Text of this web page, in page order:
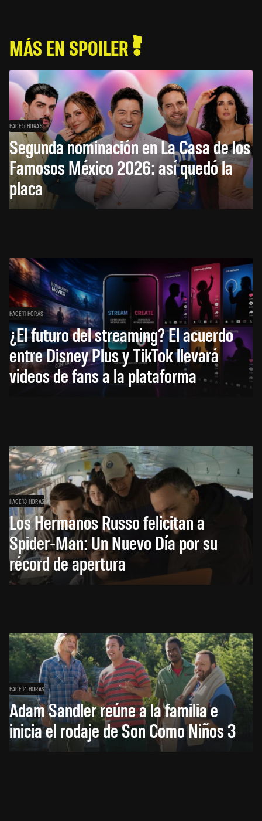
MÁS EN SPOILER
HACE 5 HORAS
Segunda nominación en La Casa de los
Famosos México 2026: así quedó la
placa
HACE 11 HORAS
¿El futuro del streaming? El acuerdo
entre Disney Plus y TikTok llevará
videos de fans a la plataforma
HACE 13 HORAS
Los Hermanos Russo felicitan a
Spider-Man: Un Nuevo Día por su
récord de apertura
HACE 14 HORAS
Adam Sandler reúne a la familia e
inicia el rodaje de Son Como Niños 3